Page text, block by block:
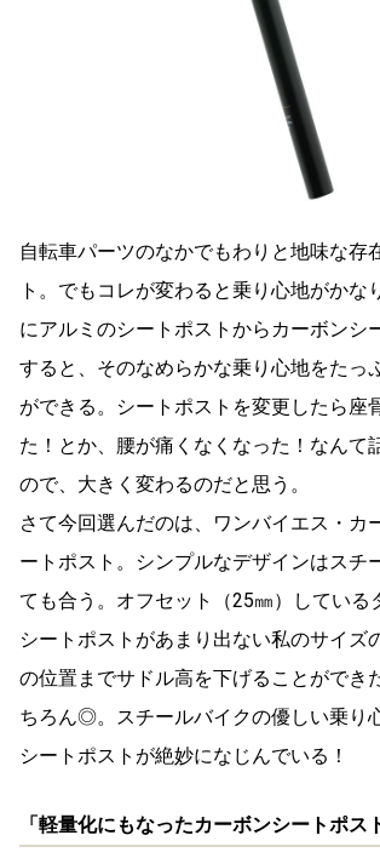
自転車パーツのなかでもわりと地味な存
ト。でもコレが変わると乗り心地がか
にアルミのシートポストからカーボンシ
すると、そのなめらかな乗り心地をたっ
ができる。シートポストを変更したら座
た！とか、腰が痛くなくなった！なんて
ので、大きく変わるのだと思う。
さて今回選んだのは、ワンバイエス・カ
ートポスト。シンプルなデザインはスチ
ても合う。オフセット（25㎜）している
シートポストがあまり出ない私のサイズ
の位置までサドル高を下げることができ
ちろん◎。スチールバイクの優しい乗り
シートポストが絶妙になじんでいる！
「軽量化にもなったカーボンシートポス